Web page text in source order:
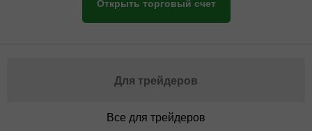
Открыть торговый счет
Для трейдеров
Все для трейдеров